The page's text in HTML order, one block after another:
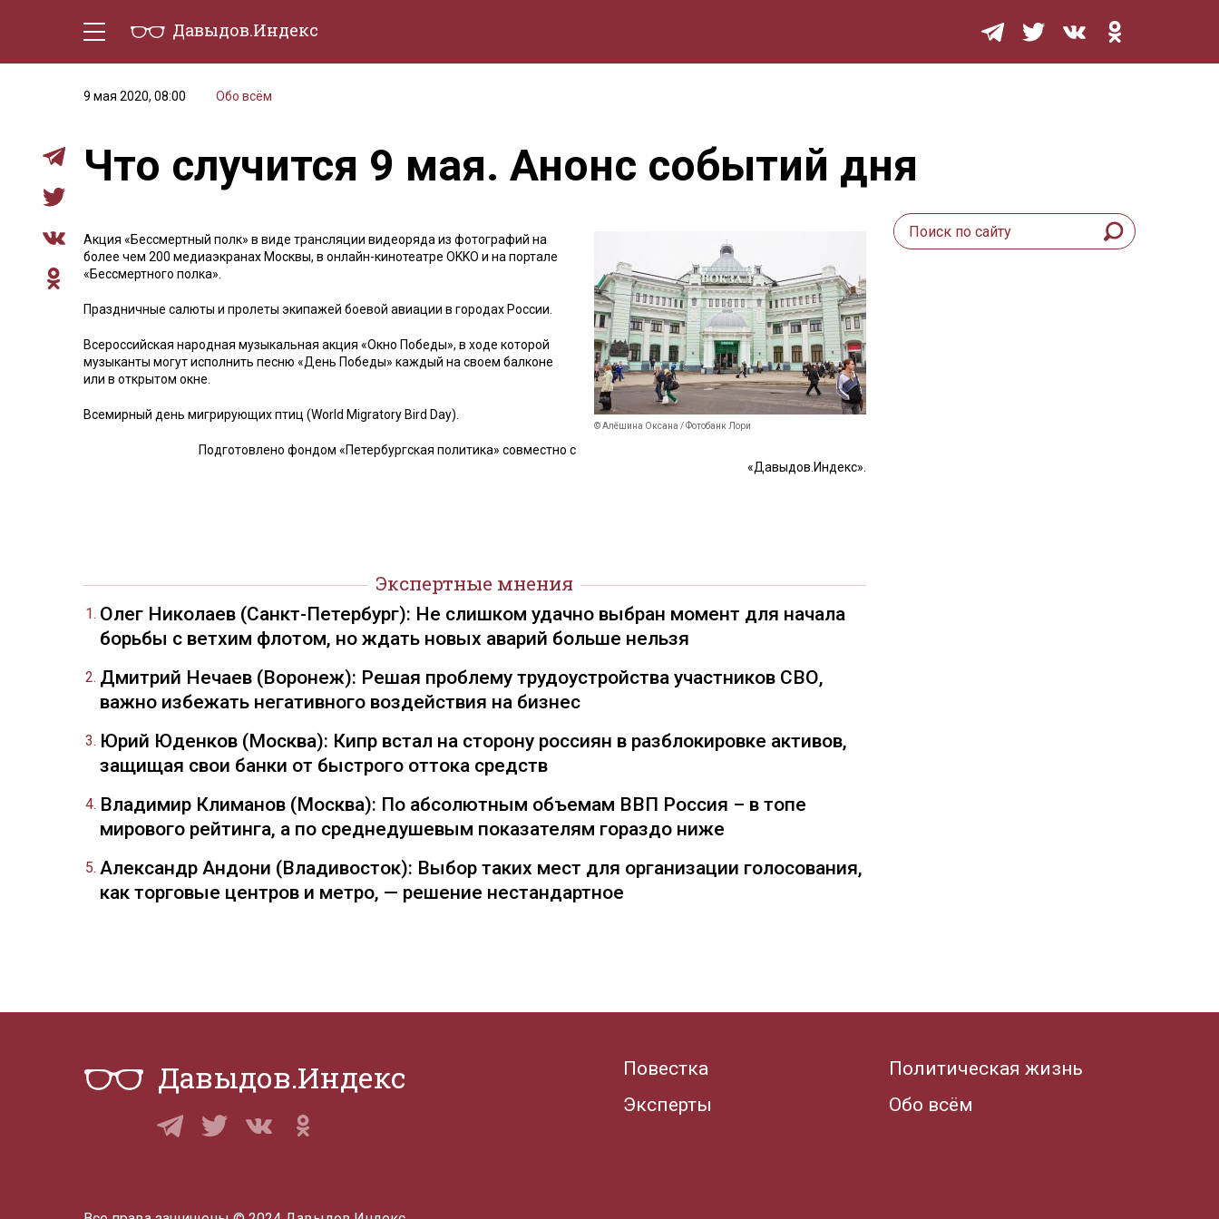
Давыдов.Индекс
9 мая 2020, 08:00
Обо всём
Что случится 9 мая. Анонс событий дня
© Алёшина Оксана / Фотобанк Лори
Акция «Бессмертный полк» в виде трансляции видеоряда из фотографий на
более чем 200 медиаэкранах Москвы, в онлайн-кинотеатре OKKO и на портале
«Бессмертного полка».
Праздничные салюты и пролеты экипажей боевой авиации в городах России.
Всероссийская народная музыкальная акция «Окно Победы», в ходе которой
музыканты могут исполнить песню «День Победы» каждый на своем балконе
или в открытом окне.
Всемирный день мигрирующих птиц (World Migratory Bird Day).
Подготовлено фондом «Петербургская политика» совместно с
«Давыдов.Индекс».
Экспертные мнения
Олег Николаев (Санкт-Петербург): Не слишком удачно выбран момент для начала
борьбы с ветхим флотом, но ждать новых аварий больше нельзя
Дмитрий Нечаев (Воронеж): Решая проблему трудоустройства участников СВО,
важно избежать негативного воздействия на бизнес
Юрий Юденков (Москва): Кипр встал на сторону россиян в разблокировке активов,
защищая свои банки от быстрого оттока средств
Владимир Климанов (Москва): По абсолютным объемам ВВП Россия – в топе
мирового рейтинга, а по среднедушевым показателям гораздо ниже
Александр Андони (Владивосток): Выбор таких мест для организации голосования,
как торговые центров и метро, — решение нестандартное
Давыдов.Индекс
Повестка
Эксперты
Политическая жизнь
Обо всём